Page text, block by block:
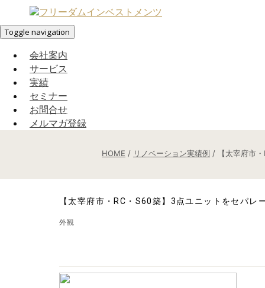
Toggle navigation
会社案内
サービス
実績
セミナー
お問合せ
メルマガ登録
HOME / リノベーション実績例 / 【太宰府市
【太宰府市・RC・S60築】3点ユニットをセパレ
外観